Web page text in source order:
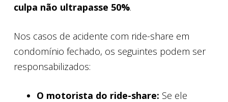
culpa não ultrapasse 50%.
Nos casos de acidente com ride-share em
condomínio fechado, os seguintes podem ser
responsabilizados:
O motorista do ride-share: Se ele